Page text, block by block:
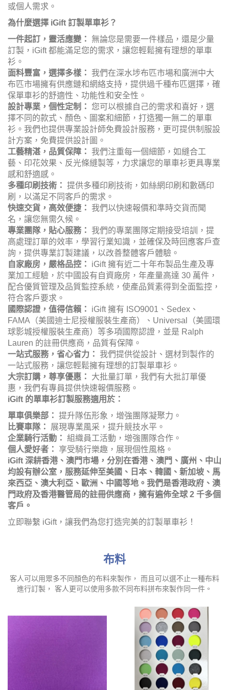
或個人需求。
為什麼選擇 iGift 訂製單車衫？
一件起訂，靈活應變：
無論您是需要一件樣品，還是少量
訂製，iGift 都能滿足您的需求，讓您輕鬆擁有理想的單車
衫。
面料豐富，選擇多樣： 我們在深水埗布匹市場和廣洲中大
布匹市場擁有供應鏈和網絡支持，提供過千種布匹選擇，確
保單車衫的舒適性、功能性和安全性。
設計專業，個性定制： 您可以根據自己的需求和喜好，選
擇不同的款式、顏色、圖案和細節，打造獨一無二的單車
衫。我們也提供專業設計師免費設計服務，更可提供制服設
計方案，免費提供設計圖。
工藝精湛，品質保障： 我們注重每一個細節，如縫合工
藝、印花效果、反光條縫製等，力求讓您的單車衫更具專業
感和舒適感。
多種印刷技術： 提供多種印刷技術，如絲網印刷和數碼印
刷，以滿足不同客戶的需求。
快速交貨，高效便捷： 我們以快速報價和準時交貨而聞
名，讓您無需久候。
專業團隊，貼心服務： 我們的專業團隊定期接受培訓，提
高處理訂單的效率，學習行業知識，並確保及時回應客戶查
詢，提供專業訂製建議，以改善整體客戶體驗。
自家廠房，嚴格品控：
iGift 擁有近二十年布製品生產及專
業加工經驗，於中國設有自資廠房，年產量高達 30 萬件，
配合優質管理及品質監控系統，使產品質素得到全面監控，
符合客戶要求。
國際認證，值得信賴：
iGift 擁有 ISO9001、Sedex、
FAMA（美國迪士尼授權服裝生產商）、Universal（美國環
球影城授權服裝生產商）等多項國際認證，並是 Ralph
Lauren 的註冊供應商，品質有保障。
一站式服務，省心省力： 我們提供從設計、選材到製作的
一站式服務，讓您輕鬆擁有理想的訂製單車衫。
大宗訂購，尊享優惠：
大批量訂單，我們有大批訂單優
惠，我們有專員提供快速報價服務。
iGift 的單車衫訂製服務適用於：
單車俱樂部： 提升隊伍形象，增強團隊凝聚力。
比賽車隊：
展現專業風采，提升競技水平。
企業騎行活動： 組織員工活動，增強團隊合作。
個人愛好者：
享受騎行樂趣，展現個性風格。
iGift 深耕香港、澳門市場，分別在香港、澳門、廣州、中山
均設有辦公室，服務延伸至美國、日本、韓國、新加坡、馬
來西亞、澳大利亞、歐洲、中國等地。我們是香港政府、澳
門政府及香港醫管局的註冊供應商，擁有遍佈全球 2 千多個
客戶。
立即聯繫 iGift，讓我們為您打造完美的訂製單車衫！
布料
客人可以用眾多不同顏色的布料來製作， 而且可以選不止一種布料
進行訂製， 客人更可以使用多款不同布料拼布來製作同一件。